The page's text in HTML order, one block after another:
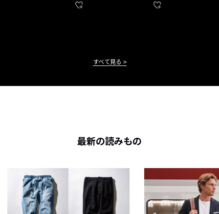
すべて見る
最新の読みもの